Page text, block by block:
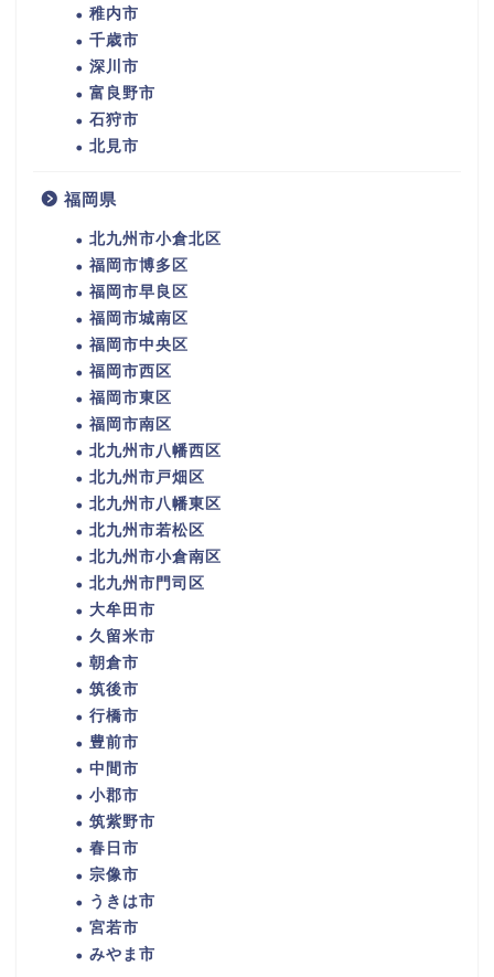
稚内市
千歳市
深川市
富良野市
石狩市
北見市
福岡県
北九州市小倉北区
福岡市博多区
福岡市早良区
福岡市城南区
福岡市中央区
福岡市西区
福岡市東区
福岡市南区
北九州市八幡西区
北九州市戸畑区
北九州市八幡東区
北九州市若松区
北九州市小倉南区
北九州市門司区
大牟田市
久留米市
朝倉市
筑後市
行橋市
豊前市
中間市
小郡市
筑紫野市
春日市
宗像市
うきは市
宮若市
みやま市